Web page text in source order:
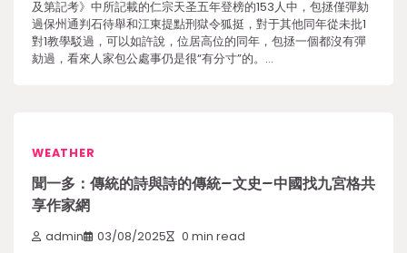
及第記考》中所記載的仁宗天圣五年登榜的153人中，包拯僅彈劾
過保州通判石待舉和江東提點刑獄令狐挺，對于其他同年從未批1
對1教學駁過，可以如許說，位居高位的同年，包拯一個都沒有彈
劾過，看來人家包公處事仍是很“有分寸”的。…
WEATHER
聞一多：傳統的詩與詩的傳統–文史–中國找九宮格共
享作家網
admin 03/08/2025 0 min read